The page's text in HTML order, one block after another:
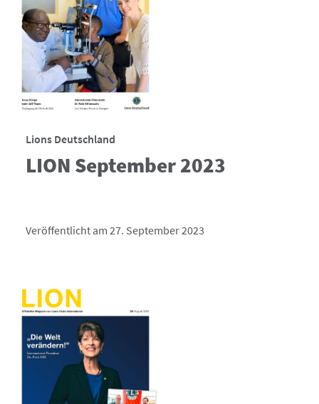
Lions Deutschland
LION September 2023
Veröffentlicht am 27. September 2023